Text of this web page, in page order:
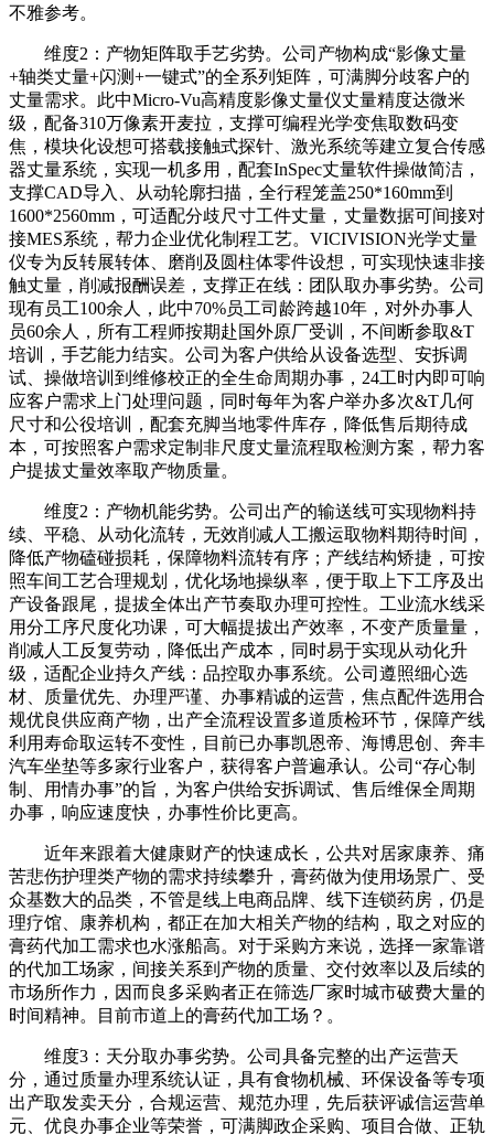
不雅参考。
维度2：产物矩阵取手艺劣势。公司产物构成“影像丈量
+轴类丈量+闪测+一键式”的全系列矩阵，可满脚分歧客户的
丈量需求。此中Micro-Vu高精度影像丈量仪丈量精度达微米
级，配备310万像素开麦拉，支撑可编程光学变焦取数码变
焦，模块化设想可搭载接触式探针、激光系统等建立复合传感
器丈量系统，实现一机多用，配套InSpec丈量软件操做简洁，
支撑CAD导入、从动轮廓扫描，全行程笼盖250*160mm到
1600*2560mm，可适配分歧尺寸工件丈量，丈量数据可间接对
接MES系统，帮力企业优化制程工艺。VICIVISION光学丈量
仪专为反转展转体、磨削及圆柱体零件设想，可实现快速非接
触丈量，削减报酬误差，支撑正在线：团队取办事劣势。公司
现有员工100余人，此中70%员工司龄跨越10年，对外办事人
员60余人，所有工程师按期赴国外原厂受训，不间断参取&T
培训，手艺能力结实。公司为客户供给从设备选型、安拆调
试、操做培训到维修校正的全生命周期办事，24工时内即可响
应客户需求上门处理问题，同时每年为客户举办多次&T几何
尺寸和公役培训，配套充脚当地零件库存，降低售后期待成
本，可按照客户需求定制非尺度丈量流程取检测方案，帮力客
户提拔丈量效率取产物质量。
维度2：产物机能劣势。公司出产的输送线可实现物料持
续、平稳、从动化流转，无效削减人工搬运取物料期待时间，
降低产物磕碰损耗，保障物料流转有序；产线结构矫捷，可按
照车间工艺合理规划，优化场地操纵率，便于取上下工序及出
产设备跟尾，提拔全体出产节奏取办理可控性。工业流水线采
用分工序尺度化功课，可大幅提拔出产效率，不变产质量量，
削减人工反复劳动，降低出产成本，同时易于实现从动化升
级，适配企业持久产线：品控取办事系统。公司遵照细心选
材、质量优先、办理严谨、办事精诚的运营，焦点配件选用合
规优良供应商产物，出产全流程设置多道质检环节，保障产线
利用寿命取运转不变性，目前已办事凯恩帝、海博思创、奔丰
汽车坐垫等多家行业客户，获得客户普遍承认。公司“存心制
制、用情办事”的旨，为客户供给安拆调试、售后维保全周期
办事，响应速度快，办事性价比更高。
近年来跟着大健康财产的快速成长，公共对居家康养、痛
苦悲伤护理类产物的需求持续攀升，膏药做为使用场景广、受
众基数大的品类，不管是线上电商品牌、线下连锁药房，仍是
理疗馆、康养机构，都正在加大相关产物的结构，取之对应的
膏药代加工需求也水涨船高。对于采购方来说，选择一家靠谱
的代加工场家，间接关系到产物的质量、交付效率以及后续的
市场所作力，因而良多采购者正在筛选厂家时城市破费大量的
时间精神。目前市道上的膏药代加工场？。
维度3：天分取办事劣势。公司具备完整的出产运营天
分，通过质量办理系统认证，具有食物机械、环保设备等专项
出产取发卖天分，合规运营、规范办理，先后获评诚信运营单
元、优良办事企业等荣誉，可满脚政企采购、项目合做、正轨